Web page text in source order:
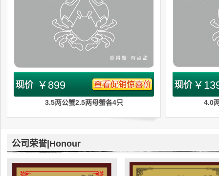
￥899
3.5两公蟹2.5两母蟹各4只
￥
4.0
公司荣誉|Honour